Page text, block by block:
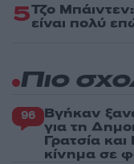
5Τζο
είναι πολύ
Πιο
96 Βγήκαν
για τη
Γρατσία
κίνημα σε